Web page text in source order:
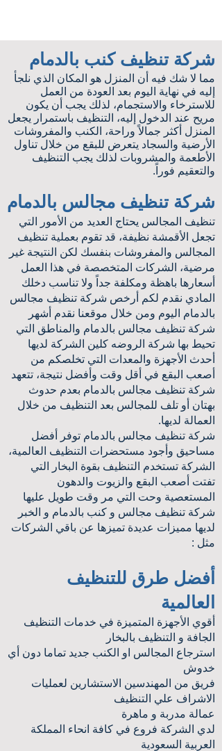
شركة تنظيف كنب بالدمام
مما لا شك فيه أن المنزل هو المكان الذي نلجأ
إليه في نهاية اليوم بعد العودة من العمل
للاسترخاء والاستجمام، لذلك يجب أن يكون
مريح عند الدخول إليه، التنظيف باستمرار يجعل
المنزل أكثر جمالاً وراحة، الكنب والمفروشات
الأرضية والسجاد يتعرض للبقع من خلال تناول
الأطعمة والمشروبات لذلك يجب التنظيف
والتعقيم فوراً.
شركة تنظيف مجالس بالدمام
تنظيف المجالس يحتاج العديد من الأمور التي
تجعل الأقمشة نظيفة، قد تقوم بعملية تنظيف
المجالس والمفروشات بنفسك لكن النتيجة غير
مرضية، الشركات المتخصصة في هذا العمل
أسعارها باهظة ومكلفة جداً ولا تناسب دخلك
المادي نقدم لكم أرخص شركة تنظيف مجالس
بالدمام اليوم ومن خلال موقعنا نقدم أشهر
شركة تنظيف مجالس بالدمام والمناطق التي
تحيط بها شركة الروضه كلين الشركة لديها
أحدث الأجهزة والمعدات التي تخلصكم من
أصعب البقع في أقل وقت وأفضل نتيجة، تتعهد
شركة تنظيف مجالس بالدمام بعدم حدوث
بهتان أو تلف للمجالس بعد التنظيف من خلال
العمالة لديها.
شركة تنظيف مجالس بالدمام توفر أفضل
مساحيق وأجود مستحضرات التنظيف العالمية،
الشركة تستخدم التنظيف بقوة البخار التي
تفتت أصعب البقع والزيوت والدهون
المستعصية وحت التي مر وقت طويل عليها
شركة تنظيف مجالس و كنب بالدمام و الخبر
لديها مميزات عديدة تميزها عن باقي الشركات
مثل :
أفضل طرق للتنظيف
العالمية
أقوي الأجهزة المتميزة في خدمات التنظيف
الجافة و التنظيف بالبخار
استرجاع المجالس او الكنب جديد تماما دون أي
خدوش
فريق من المهندسين الاستشارين لعمليات
الاشراف علي التنظيف
عمالة مدربة و ماهرة
لدي الشركة فروع في كافة انحاء المملكة
العربية السعودية